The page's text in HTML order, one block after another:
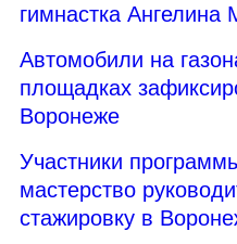
гимнастка Ангелина
Автомобили на
площадках
Воронеже
Участники
мастерство
стажировку в